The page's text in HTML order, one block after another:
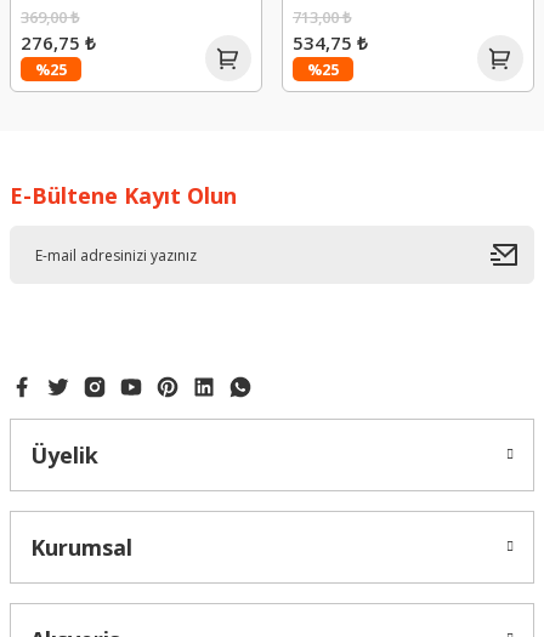
%25
369,00 ₺
276,75 ₺
%25
713,00 ₺
534,75 ₺
E-Bültene Kayıt Olun
Üyelik
Kurumsal